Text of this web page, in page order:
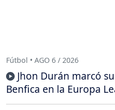
Fútbol • AGO 6 / 2026
Jhon Durán marcó
Benfica en la Europa